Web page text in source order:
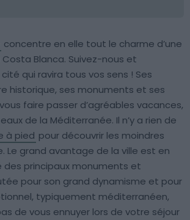
concentre en elle tout le charme d’une
Blanca. Suivez-nous et
qui ravira tous vos sens ! Ses
historique, ses monuments et ses
faire passer d’agréables vacances,
de la Méditerranée. Il n’y a rien de
à pied pour découvrir les moindres
Le grand avantage de la ville est en
principaux monuments et
pour son grand dynamisme et pour
typiquement méditerranéen,
de vous ennuyer lors de votre séjour